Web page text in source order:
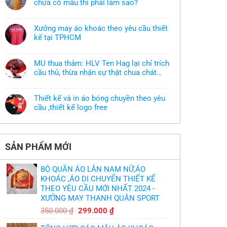
chưa có mẫu thì phải làm sao?
bình
luận
ở
Tôi
áo
thun
đồng
có
mẫu
thì
Xưởng may áo khoác theo yêu cầu thiết
kế tại TPHCM
bình
luận
ở
Xưởng
khoác
theo
yêu
kế
MU thua thảm: HLV Ten Hag lại chỉ trích
cầu thủ, thừa nhận sự thật chua chát
bình
luận
ở
MU
thảm:
Ten
Hag
lại
trích
cầu
thủ,
thừa
nhận
sự
thật
chát
của
bầy
Thiết kế và in áo bóng chuyền theo yêu
cầu ,thiết kế logo free
có
luận
Thiết
và
in
bóng
chuyền
theo
yêu
cầu
,thiết
SẢN PHẨM MỚI
BỘ QUẦN ÁO LÂN NAM NỮ,ÁO
KHOÁC ,ÁO DI CHUYỂN THIẾT KẾ
THEO YÊU CẦU MỚI NHẤT 2024 -
XƯỞNG MAY THANH QUÂN SPORT
350.000₫ Giá
299.000 ₫Giá